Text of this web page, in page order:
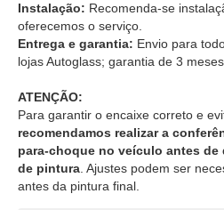
Instalação: Recomenda-se
oferecemos o serviço.
Entrega e garantia: Envio para
lojas Autoglass; garantia de 3 meses.
ATENÇÃO:
Para garantir o encaixe correto e
recomendamos realizar a
para-choque no veículo antes
de pintura . Ajustes podem ser
antes da pintura final.